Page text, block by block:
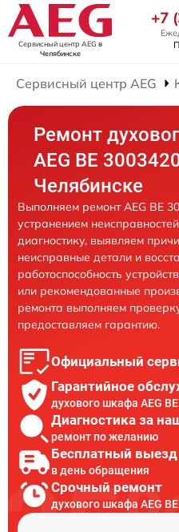
Сервисный центр AEG в
Челябинске
+7
Сервисный центр AEG
Ремонт
AEG BE
Челябинске
Выполняем ремонт AEG BE
устранением
диагностику, выявляем
неисправные детали и
работоспособность
или рекомендованные
ремонта выполняем
предоставляем гарантию.
Официальный
Гарантийное
духового шкафа AEG
Диагностика за
ремонт по желанию
Бесплатный выезд
в день обращения
Срочный ремонт
духового шкафа AEG